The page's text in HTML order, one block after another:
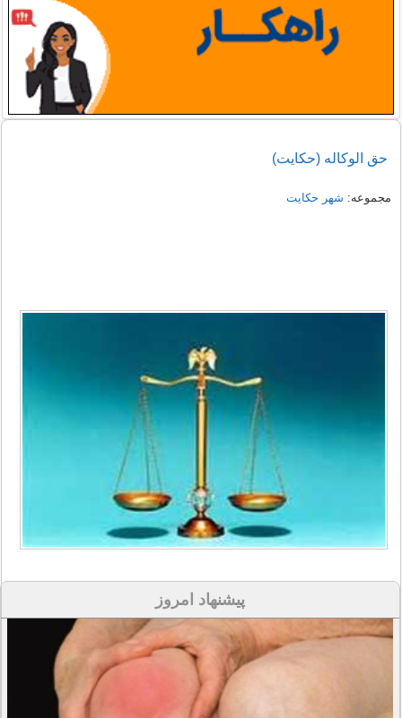
حق الوکاله (حکایت)
مجموعه: شهر حکایت
پیشنهاد امروز